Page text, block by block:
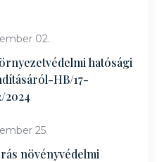
02.
hatósági
HB/17-
2024
25.
növényvédelmi